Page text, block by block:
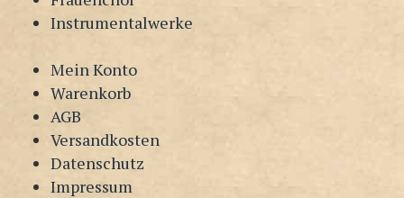
Instrumentalwerke
Mein Konto
Warenkorb
AGB
Versandkosten
Datenschutz
Impressum